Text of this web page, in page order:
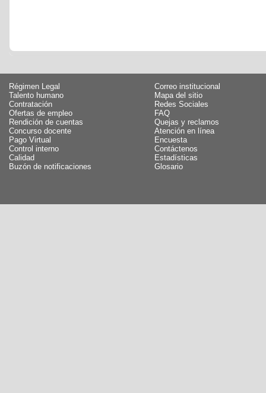
Régimen Legal
Talento humano
Contratación
Ofertas de empleo
Rendición de cuentas
Concurso docente
Pago Virtual
Control interno
Calidad
Buzón de notificaciones
Correo institucional
Mapa del sitio
Redes Sociales
FAQ
Quejas y reclamos
Atención en línea
Encuesta
Contáctenos
Estadísticas
Glosario